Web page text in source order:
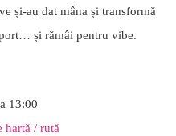
și-au dat mâna și transformă
și rămâi pentru vibe.
13:00
hartă / rută